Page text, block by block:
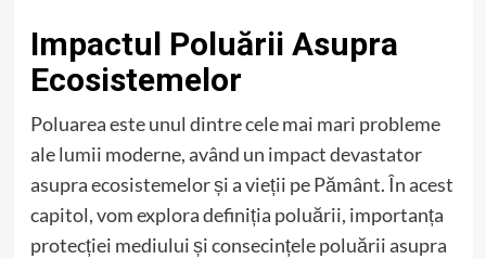
Impactul Poluării Asupra
Ecosistemelor
Poluarea este unul dintre cele mai mari probleme
ale lumii moderne, având un impact devastator
asupra ecosistemelor și a vieții pe Pământ. În acest
capitol, vom explora definiția poluării, importanța
protecției mediului și consecințele poluării asupra